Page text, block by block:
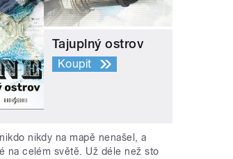
Tajuplný ostrov
Koupit
nikdy na mapě nenašel, a
na celém světě. Už déle než sto